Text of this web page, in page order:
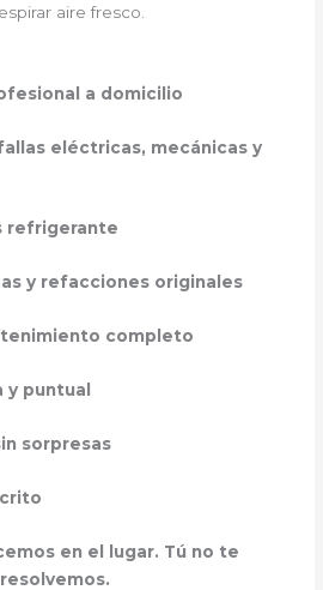
aire fresco.
a domicilio
eléctricas, mecánicas y
refrigerante
y refacciones originales
completo
puntual
sorpresas
en el lugar. Tú no te